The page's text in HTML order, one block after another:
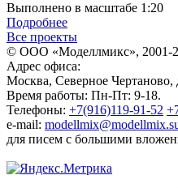
Выполнено в масштабе 1:20
Подробнее
Все проекты
© ООО «Моделлмикс», 2001-
Адрес офиса:
Москва, Северное Чертаново,
Время работы: Пн-Пт: 9-18.
Телефоны: +7(916)119-91-52
e-mail:
для писем с большими